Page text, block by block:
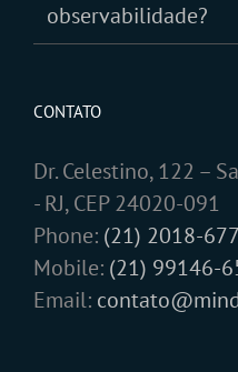
observabilidade?
CONTATO
Dr. Celestino, 122 –
- RJ, CEP 24020-091
Phone: (21) 2018-
Mobile: (21) 99146-
Email: